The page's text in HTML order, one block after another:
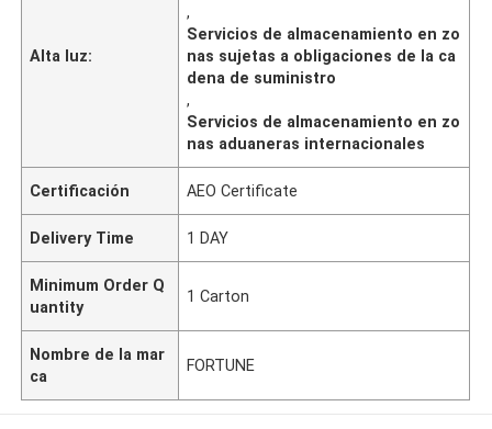
Alta luz:
,
Servicios de almacenamiento en zo
nas sujetas a obligaciones de la ca
dena de suministro
,
Servicios de almacenamiento en zo
nas aduaneras internacionales
Certificación AEO Certificate
Delivery Time 1 DAY
Minimum Order Q
uantity
1 Carton
Nombre de la mar
ca
FORTUNE